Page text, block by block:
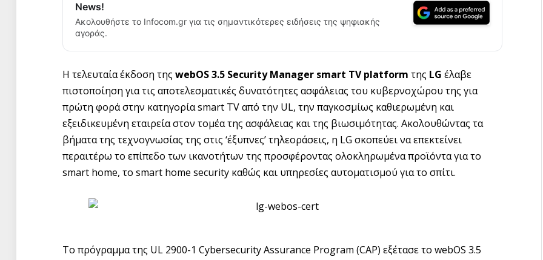
News!
Ακολουθήστε το Infocom.gr για τις σημαντικότερες ειδήσεις της ψηφιακής
αγοράς.
Η τελευταία έκδοση της webOS3.5 Security Manager smart TV platform της LG έλαβε
πιστοποίηση για τις αποτελεσματικές δυνατότητες ασφάλειας του κυβερνοχώρου της για
πρώτη φορά στην κατηγορία smart TV από την UL, την παγκοσμίως καθιερωμένη και
εξειδικευμένη εταιρεία στον τομέα της ασφάλειας και της βιωσιμότητας. Ακολουθώντας τα
βήματα της τεχνογνωσίας της στις ‘έξυπνες’ τηλεοράσεις, η LG σκοπεύει να επεκτείνει
περαιτέρω το επίπεδο των ικανοτήτων της προσφέροντας ολοκληρωμένα προϊόντα για το
smart home, το smart home security καθώς και υπηρεσίες αυτοματισμού για το σπίτι.
Το πρόγραμμα της UL 2900-1 Cybersecurity Assurance Program (CAP) εξέτασε το webOS 3.5